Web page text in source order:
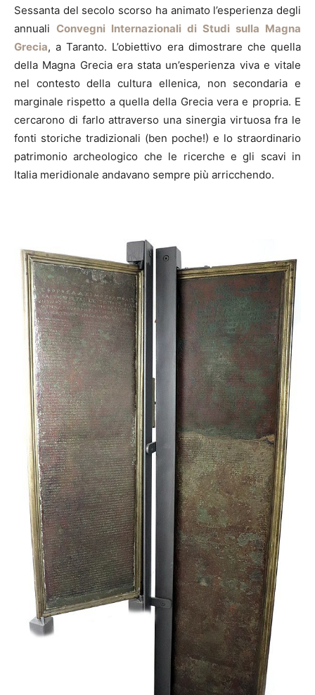
Sessanta del secolo scorso ha animato l’esperienza degli
annuali Convegni Internazionali di Studi sulla Magna
Grecia, a Taranto. L’obiettivo era dimostrare che quella
della Magna Grecia era stata un’esperienza viva e vitale
nel contesto della cultura ellenica, non secondaria e
marginale rispetto a quella della Grecia vera e propria. E
cercarono di farlo attraverso una sinergia virtuosa fra le
fonti storiche tradizionali (ben poche!) e lo straordinario
patrimonio archeologico che le ricerche e gli scavi in
Italia meridionale andavano sempre più arricchendo.